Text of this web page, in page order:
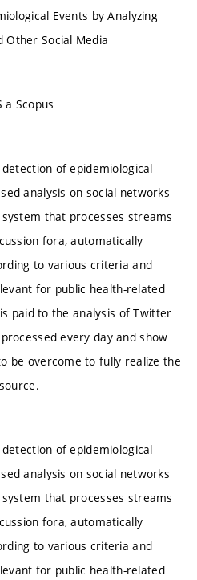
Events by Analyzing
Social Media
a Scopus
of epidemiological
analysis on social networks
that processes streams
fora, automatically
to various criteria and
for public health-related
paid to the analysis of Twitter
every day and show
be overcome to fully realize the
of epidemiological
analysis on social networks
that processes streams
fora, automatically
to various criteria and
for public health-related